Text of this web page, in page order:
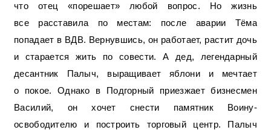
что отец «порешает» любой вопрос. Но жизнь
все расставила по местам: после аварии Тёма
попадает в ВДВ. Вернувшись, он работает, растит дочь
и старается жить по совести. А дед, легендарный
десантник Палыч, выращивает яблони и мечтает
о покое. Однако в Подгорный приезжает бизнесмен
Василий, он хочет снести памятник Воину-
освободителю и построить торговый центр. Палыч